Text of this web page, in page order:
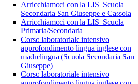
Arricchiamoci con la LIS_Scuola
Secondaria San Giuseppe e Cassola
Arricchiamoci con la LIS_Scuola
Primaria/Secondaria
Corso laboratoriale intensivo
approfondimento lingua inglese con
madrelingua (Scuola Secondaria San
Giuseppe)
Corso laboratoriale intensivo